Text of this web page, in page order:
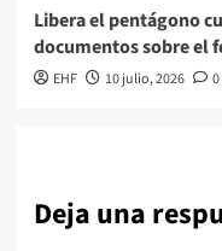
Libera el pentágono
documentos sobre el
EHF 10 julio, 2026 0
Deja una